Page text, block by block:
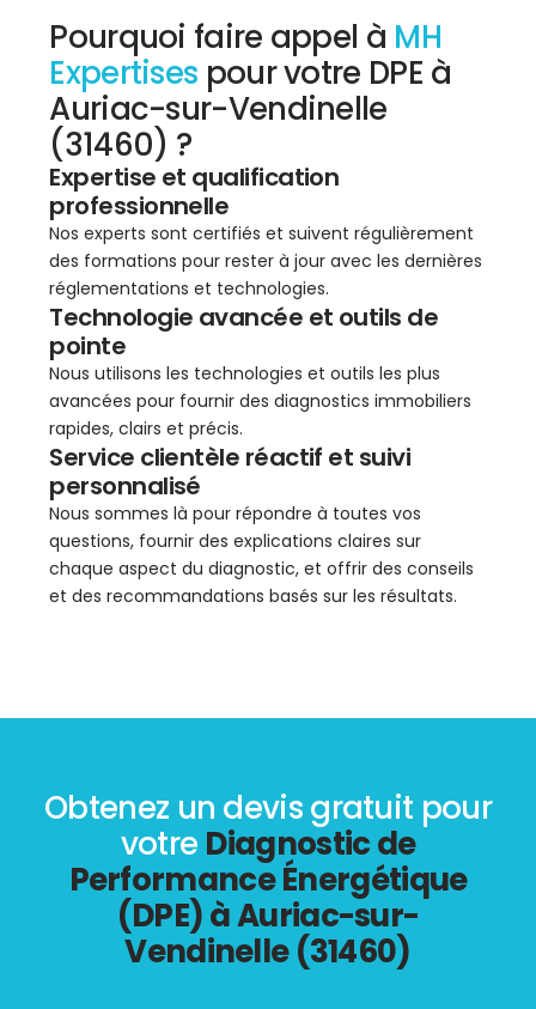
Pourquoi faire appel à MH
Expertises pour votre DPE à
Auriac-sur-Vendinelle
(31460) ?
Expertise et qualification
professionnelle
Nos experts sont certifiés et suivent régulièrement
des formations pour rester à jour avec les dernières
réglementations et technologies.
Technologie avancée et outils de
pointe
Nous utilisons les technologies et outils les plus
avancées pour fournir des diagnostics immobiliers
rapides, clairs et précis.
Service clientèle réactif et suivi
personnalisé
Nous sommes là pour répondre à toutes vos
questions, fournir des explications claires sur
chaque aspect du diagnostic, et offrir des conseils
et des recommandations basés sur les résultats.
Obtenez un devis gratuit pour
votre Diagnostic de
Performance Énergétique
(DPE) à Auriac-sur-
Vendinelle (31460)